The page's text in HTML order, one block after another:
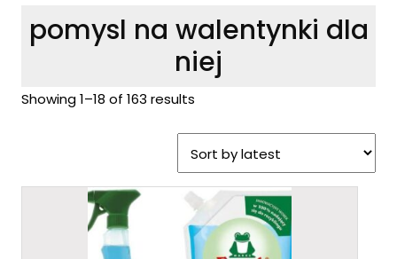
pomysl na walentynki dla
niej
Showing 1–18 of 163 results